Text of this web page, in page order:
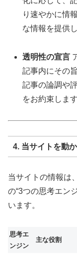
り速やかに情
な情報を提供
透明性の宣言
記事内にその
記事の論調や
をお約束します
4. 当サイトを動
当サイトの情報は
の“3つの思考エン
います。
思考エ
ンジン
主な役割